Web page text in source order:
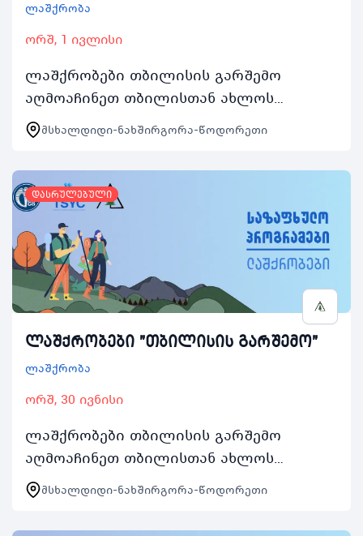
ლაშქრობა
ორშ, 1 ივლისი
ლაშქრობები თბილისის გარშემო
აღმოაჩინეთ თბილისთან ახლოს
მდებარე ლანდშაპტები საზაფხულო
პროგრამები 2024ის ფარგლებში
ლაშქრობები თბილისის გარშემო 4
ორდღიან…
მსხალდიდი-ნახშირგორა-წოდორეთი
დასრულებული
ლაშქრობები "თბილისის გარშემო"
ლაშქრობა
ორშ, 30 ივნისი
ლაშქრობები თბილისის გარშემო
აღმოაჩინეთ თბილისთან ახლოს
მდებარე ლანდშაპტები საზაფხულო
პროგრამები 2025ის ფარგლებში
ლაშქრობები თბილისის გარშემო 5
მსხალდიდი-ნახშირგორა-წოდორეთი